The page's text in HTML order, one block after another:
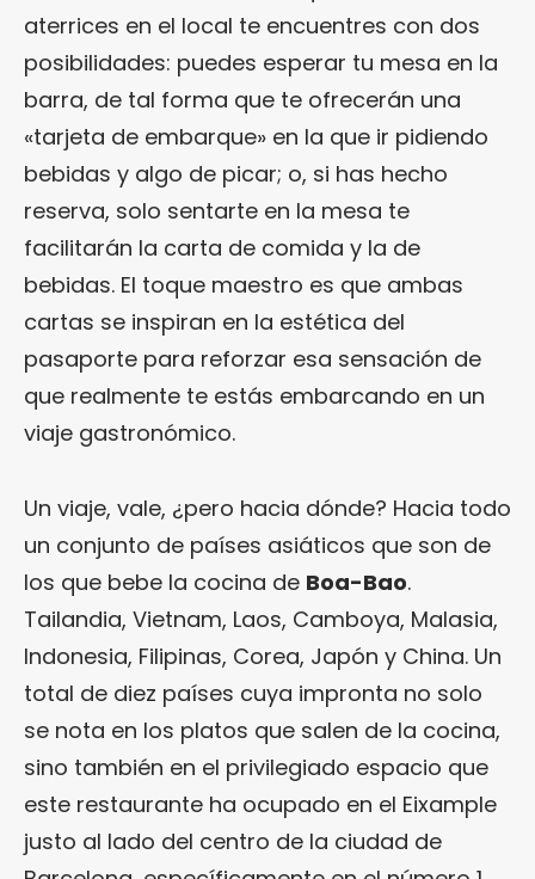
aterrices en el local te encuentres con dos
posibilidades: puedes esperar tu mesa en la
barra, de tal forma que te ofrecerán una
«tarjeta de embarque» en la que ir pidiendo
bebidas y algo de picar; o, si has hecho
reserva, solo sentarte en la mesa te
facilitarán la carta de comida y la de
bebidas. El toque maestro es que ambas
cartas se inspiran en la estética del
pasaporte para reforzar esa sensación de
que realmente te estás embarcando en un
viaje gastronómico.
Un viaje, vale, ¿pero hacia dónde? Hacia todo
un conjunto de países asiáticos que son de
los que bebe la cocina de Boa-Bao.
Tailandia, Vietnam, Laos, Camboya, Malasia,
Indonesia, Filipinas, Corea, Japón y China. Un
total de diez países cuya impronta no solo
se nota en los platos que salen de la cocina,
sino también en el privilegiado espacio que
este restaurante ha ocupado en el Eixample
justo al lado del centro de la ciudad de